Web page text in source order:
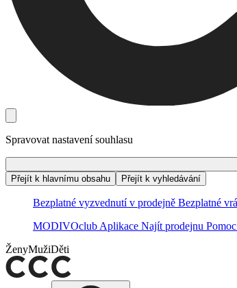
Spravovat nastavení souhlasu
Přejít k hlavnímu obsahu
Přejít k vyhledávání
Bezplatné vyzvednutí v prodejně Bezplatné
MODIVOclub Aplikace Najít prodejnu
ŽenyMužiDěti